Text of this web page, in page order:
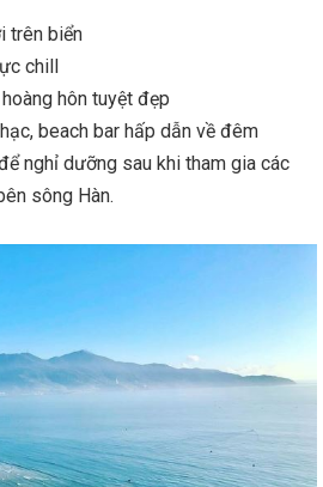
trên biển
chill
hôn tuyệt đẹp
beach bar hấp dẫn về đêm
nghỉ dưỡng sau khi tham gia các
sông Hàn.